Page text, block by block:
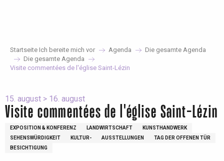
Startseite Ich bereite mich vor Agenda
Die gesamte Agenda
Die gesamte Agenda
Visite commentées de l'église Saint-Lézin
15. august > 16. august
Visite commentées de l'église Saint-Lézin
EXPOSITION & KONFERENZ LANDWIRTSCHAFT
KUNSTHANDWERK
SEHENSWÜRDIGKEIT
KULTUR- AUSSTELLUNGEN
TAG DER OFFENEN TÜR
BESICHTIGUNG